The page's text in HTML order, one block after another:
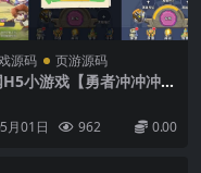
源码 页游源码
小游戏【勇者冲冲冲】
理WIN系服务端+Linux
服务端+详细搭建教程
月01日
962 0.00